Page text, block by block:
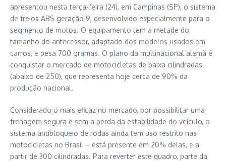
apresentou nesta terça-feira (24), em Campinas (SP), o sistema
de freios ABS geração 9, desenvolvido especialmente para o
segmento de motos. O equipamento tem a metade do
tamanho do antecessor, adaptado dos modelos usados em
carros, e pesa 700 gramas. O plano da multinacional alemã é
conquistar o mercado de motocicletas de baixa cilindradas
(abaixo de 250), que representa hoje cerca de 90% da
produção nacional.
Considerado o mais eficaz no mercado, por possibilitar uma
frenagem segura e sem a perda da estabilidade do veículo, o
sistema antibloqueio de rodas ainda tem uso restrito nas
motocicletas no Brasil – está presente em 20% delas, e a
partir de 300 cilindradas. Para reverter este quadro, parte da